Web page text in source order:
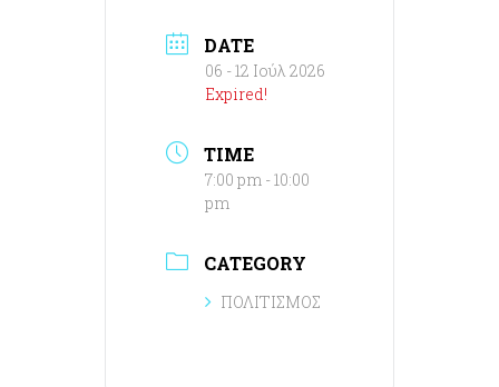
DATE
06 - 12 Ιούλ 2026
Expired!
TIME
7:00 pm - 10:00
pm
CATEGORY
ΠΟΛΙΤΙΣΜΟΣ